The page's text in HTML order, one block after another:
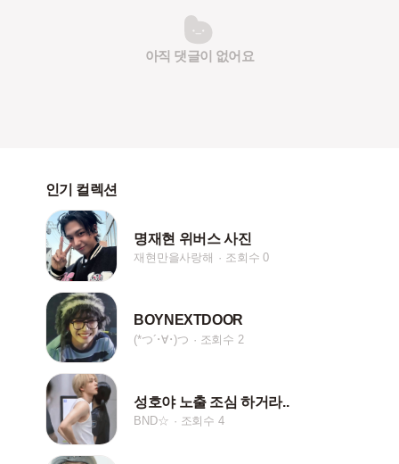
아직 댓글이 없어요
인기 컬렉션
명재현 위버스 사진
재현만을사랑해 조회수 0
BOYNEXTDOOR
(*つ´･∀･)つ 조회수 2
성호야 노출 조심 하거라..
BND☆ 조회수 4